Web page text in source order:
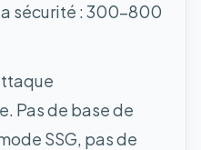
sécurité : 300-800
Pas de base de
SSG, pas de